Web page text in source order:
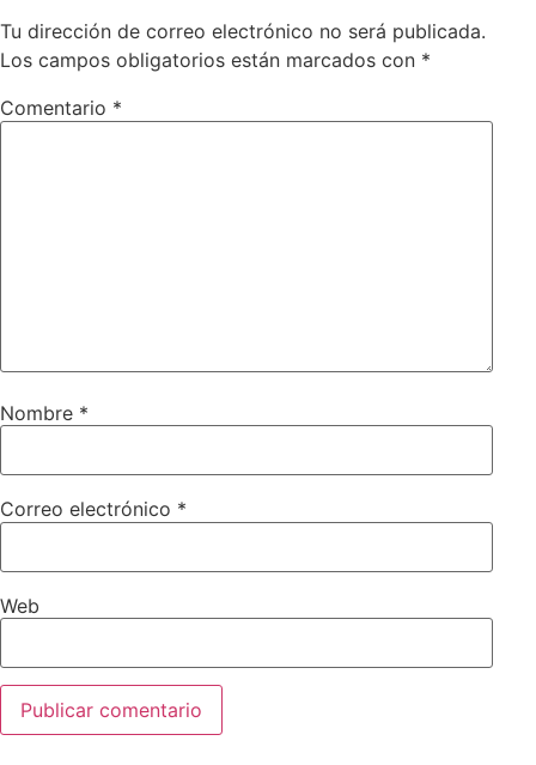
Tu dirección de correo electrónico no será publicada.
Los campos obligatorios están marcados con *
Comentario *
Nombre *
Correo electrónico *
Web